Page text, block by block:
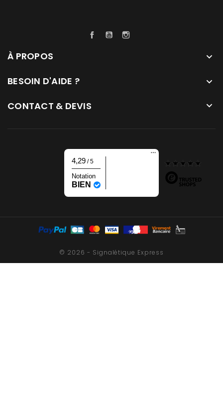
FacebookYouTube
À PROPOS 
BESOIN D'AIDE ? 
CONTACT & DEVIS 
4,29 / 5
Notation
BIEN
© 2026 - Signalétique Express